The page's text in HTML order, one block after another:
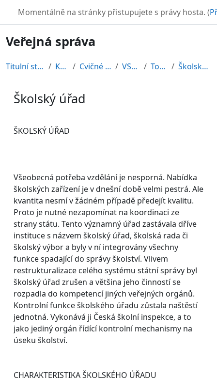
TURBO
Momentálně na stránky přistupujete s právy hosta. (
Veřejná správa
Titulní stránka Kurzy Cvičné kurzy VS2010 Topic 6 Školský úřad
Školský úřad
ŠKOLSKÝ ÚŘAD
Všeobecná potřeba vzdělání je nesporná. Nabídka
školských zařízení je v dnešní době velmi pestrá. Ale
kvantita nesmí v žádném případě předejít kvalitu.
Proto je nutné nezapomínat na koordinaci ze
strany státu. Tento významný úřad zastávala dříve
instituce s názvem školský úřad, školská rada či
školský výbor a byly v ní integrovány všechny
funkce spadající do správy školství. Vlivem
restrukturalizace celého systému státní správy byl
školský úřad zrušen a většina jeho činností se
rozpadla do kompetencí jiných veřejných orgánů.
Kontrolní funkce školského úřadu zůstala naštěstí
jednotná. Vykonává ji Česká školní inspekce, a to
jako jediný orgán řídící kontrolní mechanismy na
úseku školství.
CHARAKTERISTIKA ŠKOLSKÉHO ÚŘADU